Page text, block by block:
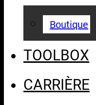
Boutique
TOOLBOX
CARRIÈRE